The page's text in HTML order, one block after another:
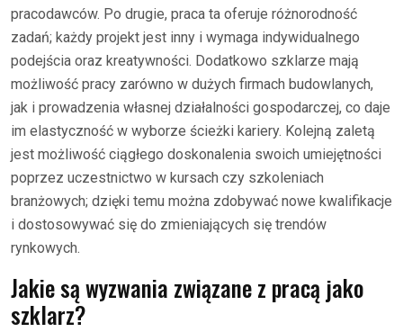
pracodawców. Po drugie, praca ta oferuje różnorodność
zadań; każdy projekt jest inny i wymaga indywidualnego
podejścia oraz kreatywności. Dodatkowo szklarze mają
możliwość pracy zarówno w dużych firmach budowlanych,
jak i prowadzenia własnej działalności gospodarczej, co daje
im elastyczność w wyborze ścieżki kariery. Kolejną zaletą
jest możliwość ciągłego doskonalenia swoich umiejętności
poprzez uczestnictwo w kursach czy szkoleniach
branżowych; dzięki temu można zdobywać nowe kwalifikacje
i dostosowywać się do zmieniających się trendów
rynkowych.
Jakie są wyzwania związane z pracą jako
szklarz?